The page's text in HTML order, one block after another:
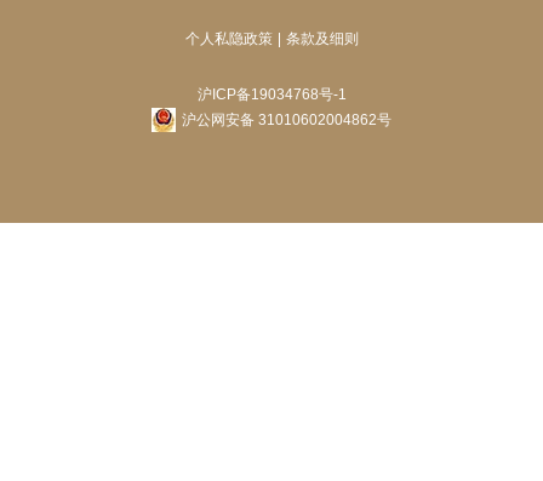
个人私隐政策 条款及细则
沪ICP备19034768号-1
沪公网安备 31010602004862号